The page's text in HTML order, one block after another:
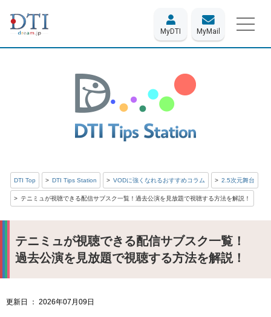
MyDTI MyMail
DTI Top DTI Tips Station VODに強くなれるおすすめコラム 2.5次元舞台
テニミュが視聴できる配信サブスク一覧！過去公演を見放題で視聴する方法を解説！
テニミュが視聴できる配信サブスク一覧！
過去公演を見放題で視聴する方法を解説！
更新日 ： 2026年07月09日